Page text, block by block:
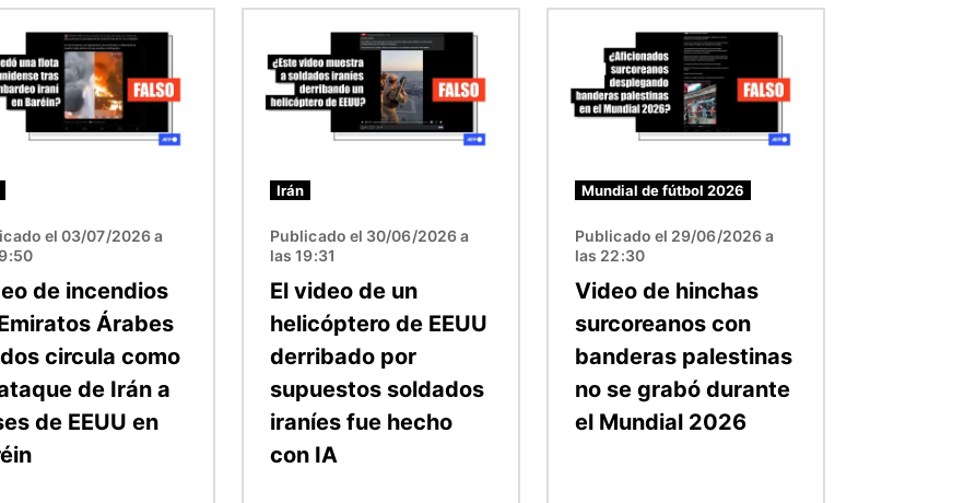
el 03/07/2026 a
de incendios
Árabes
circula como
de Irán a
de EEUU en
Irán
Publicado el 30/06/2026 a
las 19:31
El video de un
helicóptero de EEUU
derribado por
supuestos soldados
iraníes fue hecho
con IA
Mundial de fútbol 2026
Publicado el 29/06/2026 a
las 22:30
Video de hinchas
surcoreanos con
banderas palestinas
no se grabó durante
el Mundial 2026